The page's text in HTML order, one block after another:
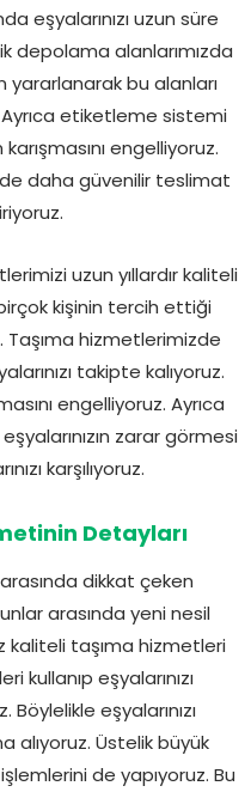
eşyalarınızı uzun süre
depolama alanlarımızda
bu alanları
etiketleme sistemi
karışmasını engelliyoruz.
de daha güvenilir teslimat
uzun yıllardır kaliteli
kişinin tercih ettiği
Taşıma hizmetlerimizde
takipte kalıyoruz.
engelliyoruz. Ayrıca
zarar görmesi
karşılıyoruz.
Detayları
dikkat çeken
arasında yeni nesil
kaliteli taşıma hizmetleri
kullanıp eşyalarınızı
eşyalarınızı
alıyoruz. Üstelik büyük
de yapıyoruz. Bu